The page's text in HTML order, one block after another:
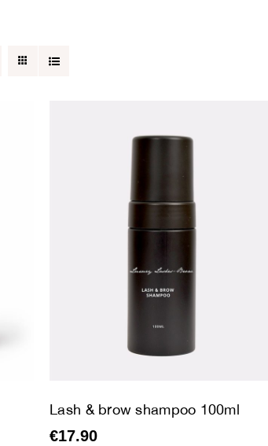
Lash & brow shampoo 100ml
€17.90